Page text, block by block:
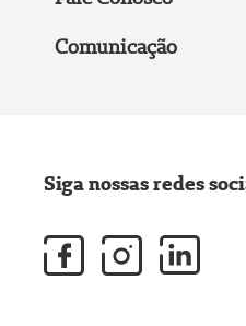
Comunicação
Siga nossas redes